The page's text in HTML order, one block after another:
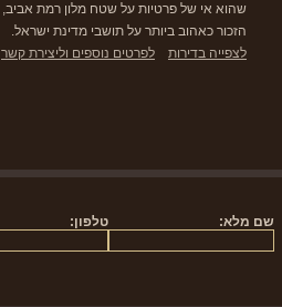
שהוא אי של פרטיות על שטח מלון רמת אביב,
הזכור כאהוב ביותר על תושבי מדינת ישראל.
לצפייה בדירות
לפרטים נוספים וליצירת קשר